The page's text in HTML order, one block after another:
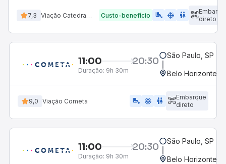
7,3 Viação Catedral Turismo Custo-benefício airline_seat_legroom_extra ac_unit wc
direto
11:00 20:30
Duração: 9h 30m
São Paulo, SP -
Belo Horizonte,
9,0 Viação Cometa airline_seat_legroom_extra ac_unit WC
Embarque
direto
11:00 20:30
Duração: 9h 30m
São Paulo, SP -
Belo Horizonte,